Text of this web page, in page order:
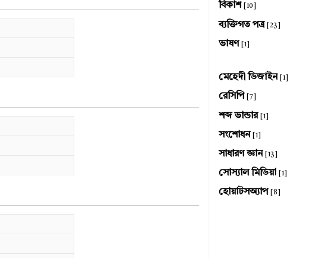
বিকাশ [10]
ব্যক্তিগত পত্র [23]
ভাষণ [1]
মেহেদী ডিজাইন [1]
রেসিপি [7]
শব্দ ভান্ডার [1]
সংশোধন [1]
সাধারণ জ্ঞান [13]
সোস্যাল মিডিয়া [1]
হোয়াটসঅ্যাপ [8]